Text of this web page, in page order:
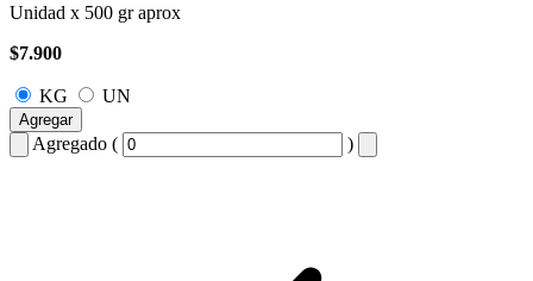
Unidad x 500 gr aprox
$7.900
KG UN
Agregar
Agregado ( )